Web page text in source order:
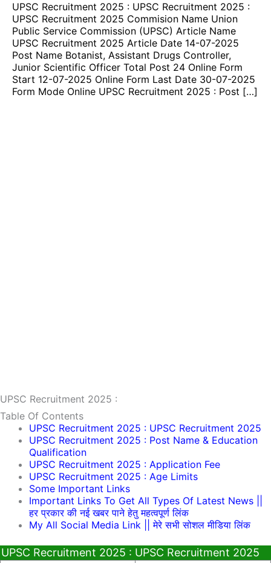
UPSC Recruitment 2025 : UPSC Recruitment 2025 :
UPSC Recruitment 2025 Commision Name Union
Public Service Commission (UPSC) Article Name
UPSC Recruitment 2025 Article Date 14-07-2025
Post Name Botanist, Assistant Drugs Controller,
Junior Scientific Officer Total Post 24 Online Form
Start 12-07-2025 Online Form Last Date 30-07-2025
Form Mode Online UPSC Recruitment 2025 : Post […]
UPSC Recruitment 2025 :
Table Of Contents
UPSC Recruitment 2025 : UPSC Recruitment 2025
UPSC Recruitment 2025 : Post Name & Education
Qualification
UPSC Recruitment 2025 : Application Fee
UPSC Recruitment 2025 : Age Limits
Some Important Links
Important Links To Get All Types Of Latest News ||
हर प्रकार की नई खबर पाने हेतु महत्वपूर्ण लिंक
My All Social Media Link || मेरे सभी सोशल मीडिया लिंक
UPSC Recruitment 2025 : UPSC Recruitment 2025